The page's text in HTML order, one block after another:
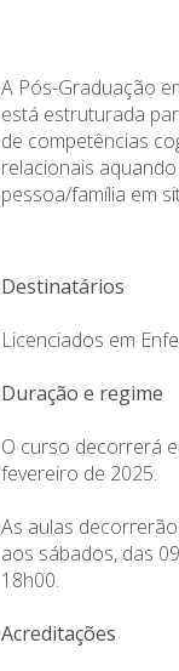
A Pós-Graduação
está estruturada
de competências
relacionais
pessoa/família em
Destinatários
Licenciados em
Duração e regime
O curso decorrerá
fevereiro de 2025.
As aulas
aos sábados, das
18h00.
Acreditações